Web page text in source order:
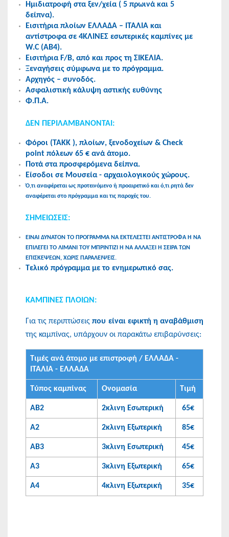
Ημιδιατροφή στα ξεν/χεία ( 5 πρωινά και 5
δείπνα).
Εισιτήρια πλοίων ΕΛΛΑΔΑ – ΙΤΑΛΙΑ και
αντίστροφα σε 4ΚΛΙΝΕΣ εσωτερικές καμπίνες με
W.C (ΑΒ4).
Εισιτήρια F/B, από και προς τη ΣΙΚΕΛΙΑ.
Ξεναγήσεις σύμφωνα με το πρόγραμμα.
Αρχηγός – συνοδός.
Ασφαλιστική κάλυψη αστικής ευθύνης
Φ.Π.Α.
ΔΕΝ ΠΕΡΙΛΑΜΒΑΝΟΝΤΑΙ:
Φόροι (ΤΑΚΚ ), πλοίων, ξενοδοχείων & Check
point πόλεων 65 € ανά άτομο.
Ποτά στα προσφερόμενα δείπνα.
Είσοδοι σε Μουσεία - αρχαιολογικούς χώρους.
Ό,τι αναφέρεται ως προτεινόμενο ή προαιρετικό και ό,τι ρητά δεν
αναφέρεται στο πρόγραμμα και τις παροχές του.
ΣΗΜΕΙΩΣΕΙΣ:
ΕΙΝΑΙ ΔΥΝΑΤΟΝ ΤΟ ΠΡΟΓΡΑΜΜΑ ΝΑ ΕΚΤΕΛΕΣΤΕΙ ΑΝΤΙΣΤΡΟΦΑ Η ΝΑ
ΕΠΙΛΕΓΕΙ ΤΟ ΛΙΜΑΝΙ ΤΟΥ ΜΠΡΙΝΤΙΖΙ Η ΝΑ ΑΛΛΑΞΕΙ Η ΣΕΙΡΑ ΤΩΝ
ΕΠΙΣΚΕΨΕΩΝ, ΧΩΡΙΣ ΠΑΡΑΛΕΙΨΕΙΣ.
Τελικό πρόγραμμα με το ενημερωτικό σας.
KAMΠΙΝΕΣ ΠΛΟΙΩΝ:
Για τις περιπτώσειςπου είναι εφικτή η αναβάθμιση
της καμπίνας, υπάρχουν οι παρακάτω επιβαρύνσεις:
Τιμές ανά άτομο με επιστροφή / ΕΛΛΑΔΑ -
ΙΤΑΛΙΑ - ΕΛΛΑΔΑ
Τύπος καμπίνας Ονομασία Τιμή
ΑΒ2 2κλινη Εσωτερική 65€
Α2 2κλινη Εξωτερική 85€
ΑΒ3 3κλινη Εσωτερική 45€
Α3 3κλινη Εξωτερική 65€
Α4 4κλινη Εξωτερική 35€